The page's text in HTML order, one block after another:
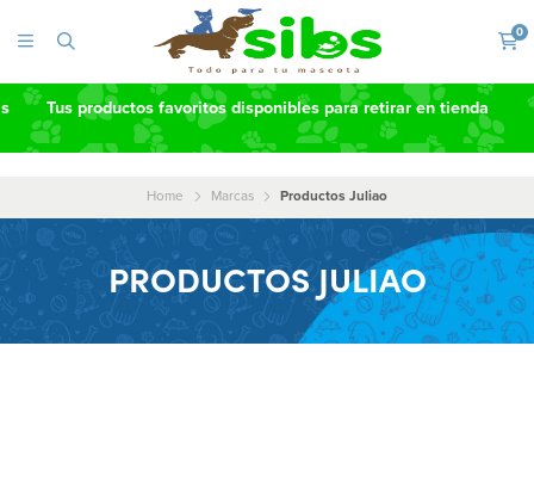
0
Tus productos favoritos disponibles para retirar en tienda
Home Marcas Productos Juliao
PRODUCTOS JULIAO